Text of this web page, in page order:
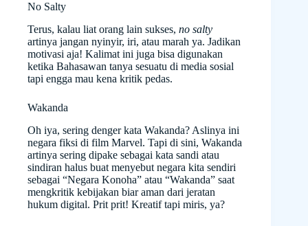
No Salty
Terus, kalau liat orang lain sukses, no salty
artinya jangan nyinyir, iri, atau marah ya. Jadikan
motivasi aja! Kalimat ini juga bisa digunakan
ketika Bahasawan tanya sesuatu di media sosial
tapi engga mau kena kritik pedas.
Wakanda
Oh iya, sering denger kata Wakanda? Aslinya ini
negara fiksi di film Marvel. Tapi di sini, Wakanda
artinya sering dipake sebagai kata sandi atau
sindiran halus buat menyebut negara kita sendiri
sebagai “Negara Konoha” atau “Wakanda” saat
mengkritik kebijakan biar aman dari jeratan
hukum digital. Prit prit! Kreatif tapi miris, ya?